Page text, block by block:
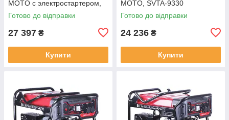
MOTO с электростартером,
SVTA-9962
Готово до відправки
27 397 ₴
Купити
MOTO, SVTA-9330
Готово до відправки
24 236 ₴
Купити